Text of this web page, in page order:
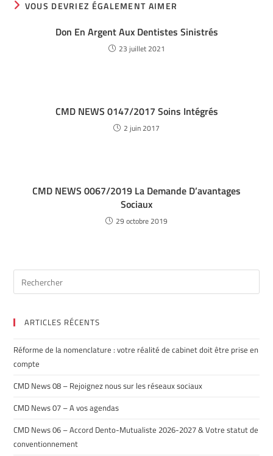
VOUS DEVRIEZ ÉGALEMENT AIMER
Don En Argent Aux Dentistes Sinistrés
23 juillet 2021
CMD NEWS 0147/2017 Soins Intégrés
2 juin 2017
CMD NEWS 0067/2019 La Demande D’avantages
Sociaux
29 octobre 2019
ARTICLES RÉCENTS
Réforme de la nomenclature : votre réalité de cabinet doit être prise en
compte
CMD News 08 – Rejoignez nous sur les réseaux sociaux
CMD News 07 – A vos agendas
CMD News 06 – Accord Dento-Mutualiste 2026-2027 & Votre statut de
conventionnement